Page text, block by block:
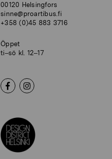
00120 Helsingfors
sinne@proartibus.fi
+358 (0)45 883 3716
Öppet
ti–sö kl. 12–17